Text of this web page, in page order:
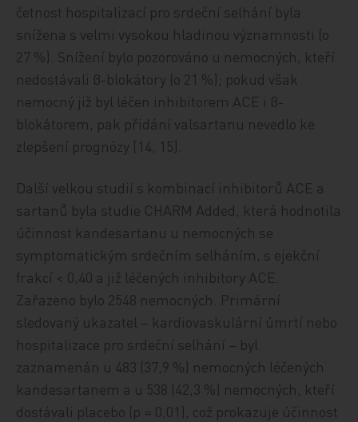
četnost hospitalizací pro srdeční selhání byla
snížena s velmi vysokou hladinou významnosti (o
27 %). Snížení bylo pozorováno u nemocných, kteří
nedostávali β-blokátory (o 21 %); pokud však
nemocný již byl léčen inhibitorem ACE i β-
blokátorem, pak přidání valsartanu nevedlo ke
zlepšení prognózy [14, 15].
Další velkou studií s kombinací inhibitorů ACE a
sartanů byla studie CHARM Added, která hodnotila
účinnost kandesartanu u nemocných se
symptomatickým srdečním selháním, s ejekční
frakcí < 0,40 a již léčených inhibitory ACE.
Zařazeno bylo 2548 nemocných. Primární
sledovaný ukazatel – kardiovaskulární úmrtí nebo
hospitalizace pro srdeční selhání – byl
zaznamenán u 483 (37,9 %) nemocných léčených
kandesartanem a u 538 (42,3 %) nemocných, kteří
dostávali placebo (p = 0,01), což prokazuje účinnost